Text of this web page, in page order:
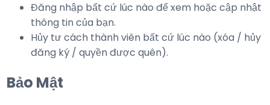
Đăng nhập bất cứ lúc nào để xem hoặc cập nhật
thông tin của bạn.
Hủy tư cách thành viên bất cứ lúc nào (xóa / hủy
đăng ký / quyền được quên).
Bảo Mật